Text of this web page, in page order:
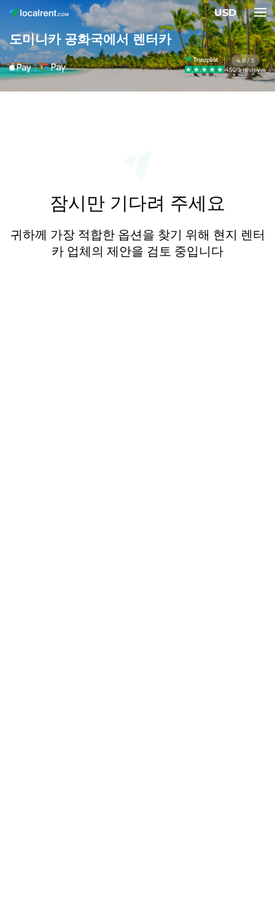
USD
도미니카 공화국에서 렌터카
4.8 / 5
4509 reviews
잠시만 기다려 주세요
귀하께 가장 적합한 옵션을 찾기 위해 현지 렌터
카 업체의 제안을 검토 중입니다